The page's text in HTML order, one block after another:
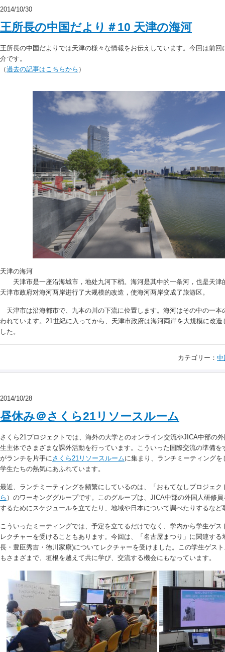
2014/10/30
王所長の中国だより＃10 天津の海河
王所長の中国だよりでは天津の様々な情報をお伝えしています。今回は前
介です。
（過去の記事はこちらから ）
天津の海河
天津市是一座沿海城市，地处九河下梢。海河是其中的一条河，也是天津
天津市政府对海河两岸进行了大规模的改造，使海河两岸变成了旅游区。
天津市は沿海都市で、九本の川の下流に位置します。海河はその中の一本
われています。21世紀に入ってから、天津市政府は海河両岸を大規模に改
した。
カテゴリー： 中
2014/10/28
昼休み＠さくら21リソースルーム
さくら21プロジェクトでは、海外の大学とのオンライン交流やJICA中部の
生主体でさまざまな課外活動を行っています。こういった国際交流の準備
がランチを片手にさくら21リソースルームに集まり、ランチミーティング
学生たちの熱気にあふれています。
最近、ランチミーティングを頻繁にしているのは、「おもてなしプロジェク
ら ）のワーキンググループです。このグループは、JICA中部の外国人研修
するためにスケジュールを立てたり、地域や日本について調べたりするな
こういったミーティングでは、予定を立てるだけでなく、学内から学生ゲ
レクチャーを受けることもあります。今回は、「名古屋まつり」に関連す
長・豊臣秀吉・徳川家康)についてレクチャーを受けました。この学生ゲス
もさまざまで、垣根を越えて共に学び、交流する機会にもなっています。